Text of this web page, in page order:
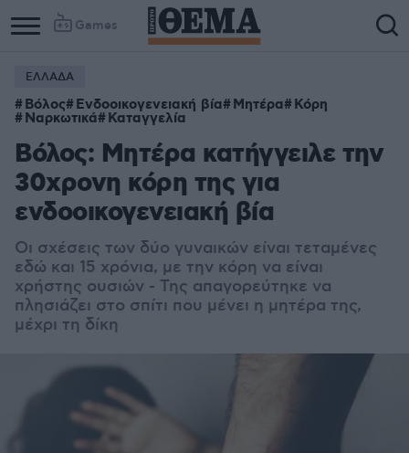
Games
ΕΛΛΑΔΑ
Βόλος Ενδοοικογενειακή βία Μητέρα Κόρη
Ναρκωτικά Καταγγελία
Βόλος: Μητέρα κατήγγειλε την
30χρονη κόρη της για
ενδοοικογενειακή βία
Οι σχέσεις των δύο γυναικών είναι τεταμένες
εδώ και 15 χρόνια, με την κόρη να είναι
χρήστης ουσιών - Της απαγορεύτηκε να
πλησιάζει στο σπίτι που μένει η μητέρα της,
μέχρι τη δίκη